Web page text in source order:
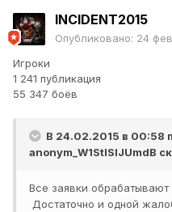
INCIDENT2015
Опубликовано: 24
Игроки
1 241 публикация
55 347 боёв
В 24.02.2015 в 00:58
anonym_W1StISIJUmdB
Все заявки
Достаточно и одной